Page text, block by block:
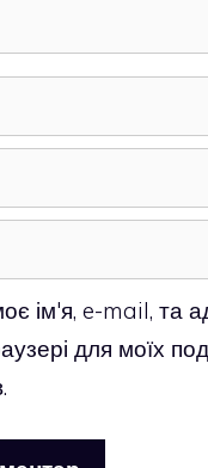
ім'я, e-mail, та
для моїх